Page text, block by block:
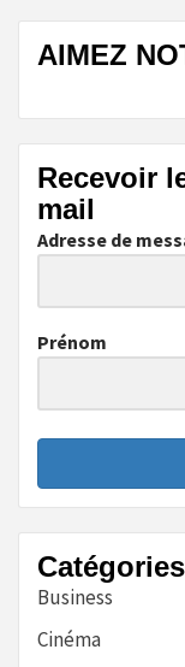
AIMEZ
Recevoir
mail
Adresse de
Prénom
Catégories
Business
Cinéma